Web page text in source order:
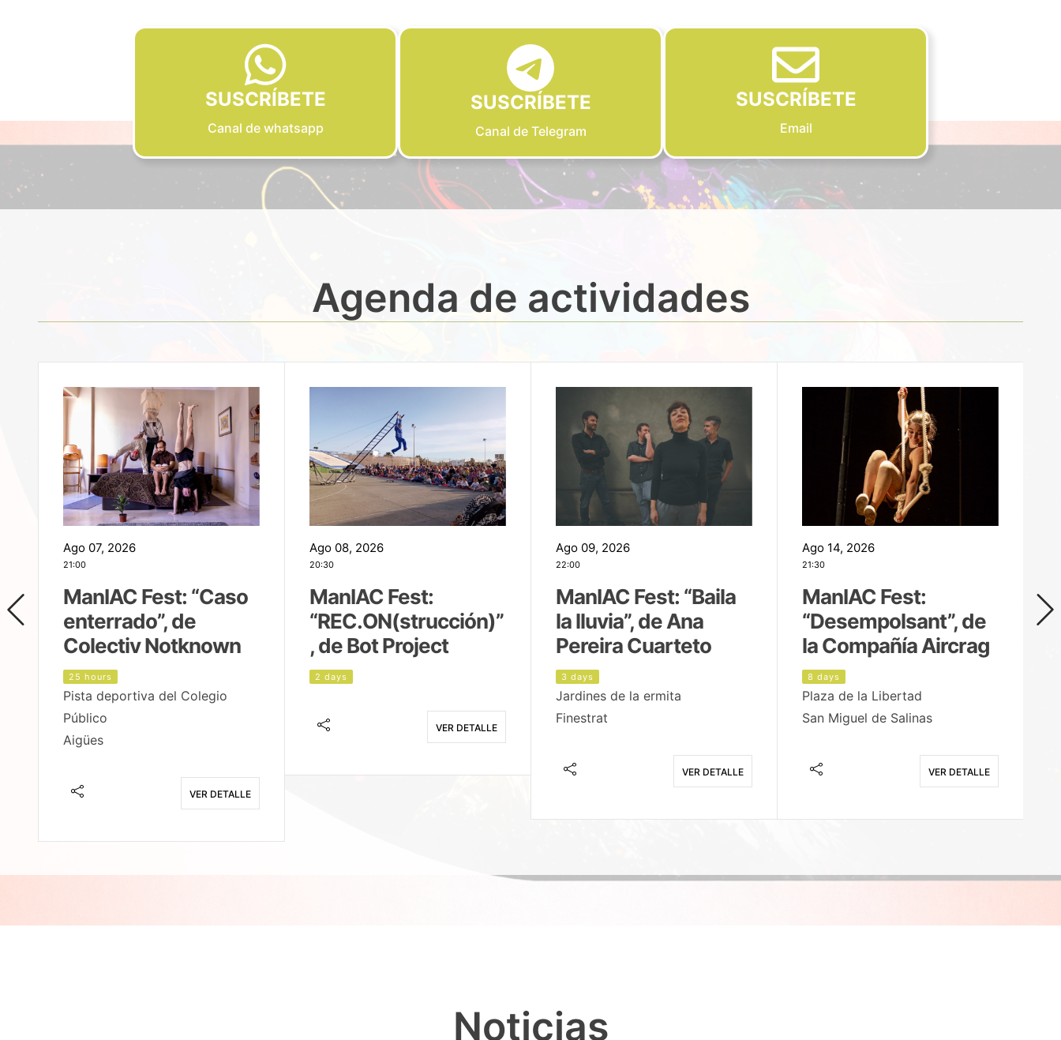
SUSCRÍBETE
Canal de whatsapp
SUSCRÍBETE
Canal de Telegram
SUSCRÍBETE
Email
Agenda de actividades
Ago 07, 2026
21:00
ManIAC Fest: “Caso
enterrado”, de
Colectiv Notknown
25 hours
Pista deportiva del Colegio
Público
Aigües
VER DETALLE
Ago 08, 2026
20:30
ManIAC Fest:
“REC.ON(strucción)”
, de Bot Project
2 days
VER DETALLE
Ago 09, 2026
22:00
ManIAC Fest: “Baila
la lluvia”, de Ana
Pereira Cuarteto
3 days
Jardines de la ermita
Finestrat
VER DETALLE
Ago 14, 2026
21:30
ManIAC Fest:
“Desempolsant”, de
la Compañía Aircrag
8 days
Plaza de la Libertad
San Miguel de Salinas
VER DETALLE
Noticias